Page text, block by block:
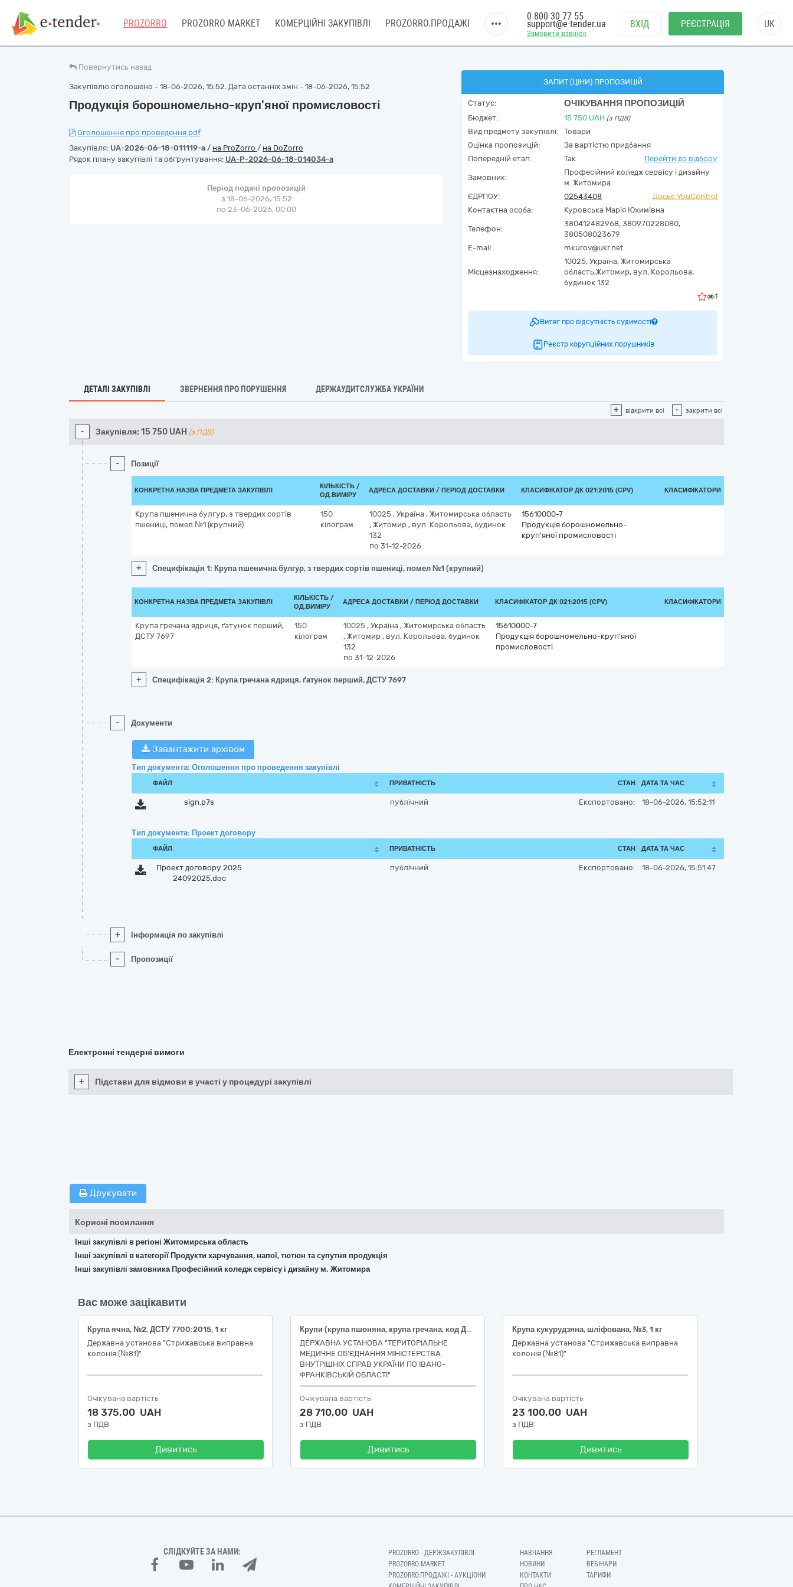
PROZORRO PROZORRO MARKET КОМЕРЦІЙНІ ЗАКУПІВЛІ PROZORRO.ПРОДАЖІ
Замовити дзвінок
0 800 30 77 55
support@e-tender.ua ВХІД РЕЄСТРАЦІЯ UK
Повернутись назад
Закупівлю оголошено - 18-06-2026, 15:52. Дата останніх змін - 18-06-2026, 15:52
Продукція борошномельно-круп'яної промисловості
Оголошення про проведення.pdf
Закупівля: UA-2026-06-18-011119-a / на ProZorro / на DoZorro
Рядок плану закупівлі та обґрунтування: UA-P-2026-06-18-014034-a
Період подачі пропозицій
з 18-06-2026, 15:52
по 23-06-2026, 00:00
ЗАПИТ (ЦІНИ) ПРОПОЗИЦІЙ
Статус: ОЧІКУВАННЯ ПРОПОЗИЦІЙ
Бюджет: 15 750 UAH (з ПДВ)
Вид предмету закупівлі:
Товари
Оцінка пропозицій:
За вартістю придбання
Попередній етап:
Так Перейти до відбору
Замовник:
Професійний коледж сервісу і дизайну
м. Житомира
ЄДРПОУ:
02543408
Досьє YouControl
Контактна особа:
Куровська Марія Юхимівна
Телефон:
380412482968, 380970228080,
380508023679
E-mail:
mkurov@ukr.net
Місцезнаходження:
10025, Україна, Житомирська
область,Житомир, вул. Корольова,
будинок 132
1
Витяг про відсутність судимості
Реєстр корупційних порушників
ДЕТАЛІ ЗАКУПІВЛІ ЗВЕРНЕННЯ ПРО ПОРУШЕННЯ ДЕРЖАУДИТСЛУЖБА УКРАЇНИ
+ відкрити всі - закрити всі
- Закупівля: 15 750 UAH (з ПДВ)
- Позиції
КОНКРЕТНА НАЗВА ПРЕДМЕТА ЗАКУПІВЛІ
КІЛЬКІСТЬ /
ОД.ВИМІРУ
АДРЕСА ДОСТАВКИ / ПЕРІОД ДОСТАВКИ КЛАСИФІКАТОР ДК 021:2015 (CPV) КЛАСИФІКАТОРИ
Крупа пшенична булгур, з твердих сортів
пшениці, помел №1 (крупний)
150
кілограм
10025 , Україна , Житомирська область
, Житомир , вул. Корольова, будинок
132
по 31-12-2026
15610000-7
Продукція борошномельно-
круп'яної промисловості
+ Специфікація 1: Крупа пшенична булгур, з твердих сортів пшениці, помел №1 (крупний)
КОНКРЕТНА НАЗВА ПРЕДМЕТА ЗАКУПІВЛІ
КІЛЬКІСТЬ /
ОД.ВИМІРУ
АДРЕСА ДОСТАВКИ / ПЕРІОД ДОСТАВКИ КЛАСИФІКАТОР ДК 021:2015 (CPV) КЛАСИФІКАТОРИ
Крупа гречана ядриця, ґатунок перший,
ДСТУ 7697
150
кілограм
10025 , Україна , Житомирська область
, Житомир , вул. Корольова, будинок
132
по 31-12-2026
15610000-7
Продукція борошномельно-круп'яної
промисловості
+ Специфікація 2: Крупа гречана ядриця, ґатунок перший, ДСТУ 7697
- Документи
Завантажити архівом
Тип документа: Оголошення про проведення закупівлі
ФАЙЛ ПРИВАТНІСТЬ СТАН ДАТА ТА ЧАС
sign.p7s публічний Експортовано: 18-06-2026, 15:52:11
Тип документа: Проект договору
ФАЙЛ ПРИВАТНІСТЬ СТАН ДАТА ТА ЧАС
Проект договору 2025
24092025.doc
публічний Експортовано: 18-06-2026, 15:51:47
+ Інформація по закупівлі
- Пропозиції
Електронні тендерні вимоги
+ Підстави для відмови в участі у процедурі закупівлі
Друкувати
Корисні посилання
Інші закупівлі в регіоні Житомирська область
Інші закупівлі в категорії Продукти харчування, напої, тютюн та супутня продукція
Інші закупівлі замовника Професійний коледж сервісу і дизайну м. Житомира
Вас може зацікавити
Крупа ячна, №2, ДСТУ 7700:2015, 1 кг
Державна установа "Стрижавська виправна
колонія (№81)"
Очікувана вартість
18 375,00 UAH
з ПДВ
Дивитись
Крупи (крупа пшоняна, крупа гречана, код ДК 021:2015:15610000-7 Продукція борошномельно-круп'яної промисловості)
ДЕРЖАВНА УСТАНОВА "ТЕРИТОРІАЛЬНЕ
МЕДИЧНЕ ОБ'ЄДНАННЯ МІНІСТЕРСТВА
ВНУТРІШНІХ СПРАВ УКРАЇНИ ПО ІВАНО-
ФРАНКІВСЬКІЙ ОБЛАСТІ"
Очікувана вартість
28 710,00 UAH
з ПДВ
Дивитись
Крупа кукурудзяна, шліфована, №3, 1 кг
Державна установа "Стрижавська виправна
колонія (№81)"
Очікувана вартість
23 100,00 UAH
з ПДВ
Дивитись
СЛІДКУЙТЕ ЗА НАМИ:
PROZORRO - ДЕРЖЗАКУПІВЛІ
PROZORRO MARKET
PROZORRO.ПРОДАЖІ - АУКЦІОНИ
НАВЧАННЯ
НОВИНИ
КОНТАКТИ
РЕГЛАМЕНТ
ВЕБІНАРИ
ТАРИФИ